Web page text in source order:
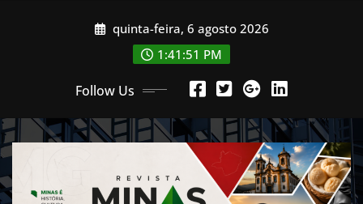
quinta-feira, 6 agosto 2026
1:41:53 PM
Follow Us